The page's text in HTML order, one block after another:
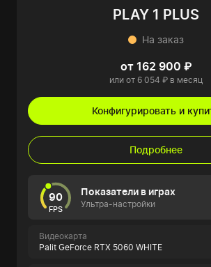
PLAY 1 PLUS
На заказ
от 162 900 ₽
или от 6 054 ₽ в месяц
Конфигурировать и
Подробнее
90
FPS
Показатели в играх
Ультра-настройки
Видеокарта
Palit GeForce RTX 5060 WHITE